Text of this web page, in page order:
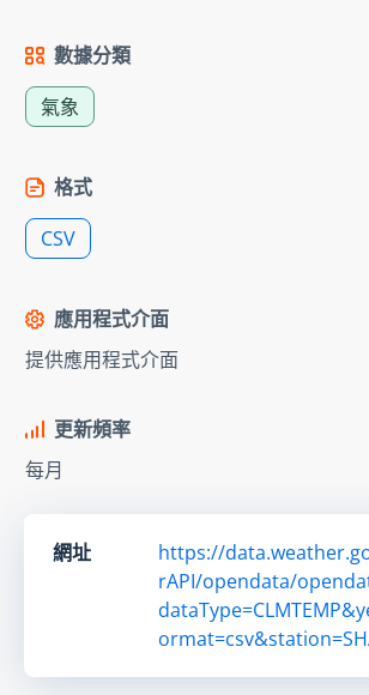
數據分類
氣象
格式
CSV
應用程式介面
提供應用程式介面
更新頻率
每月
網址
https://
rAPI/opendata/